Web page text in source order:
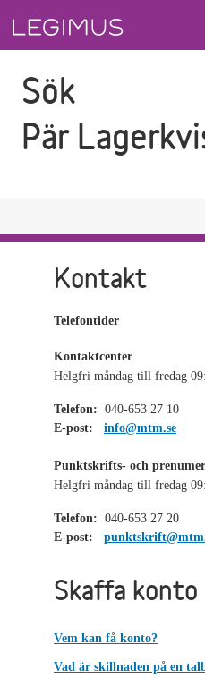
Sök
Pär
Kontakt
Telefontider
Kontaktcenter
Helgfri måndag till fredag
Telefon: 040-653 27 10
E-post:
info@mtm.se
Punktskrifts- och
Helgfri måndag till fredag
Telefon: 040-653 27 20
E-post:
Skaffa konto
Vem kan få konto?
Vad är skillnaden på en